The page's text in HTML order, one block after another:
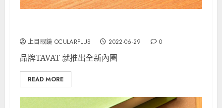
上目眼鏡 OCULARPLUS 2022-06-29 0
品牌TAVAT 就推出全新內圈
READ MORE